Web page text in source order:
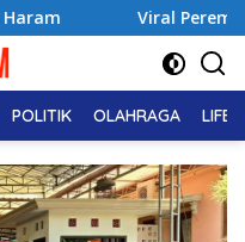
Perempuan Ngaku Tak
POLITIK OLAHRAGA